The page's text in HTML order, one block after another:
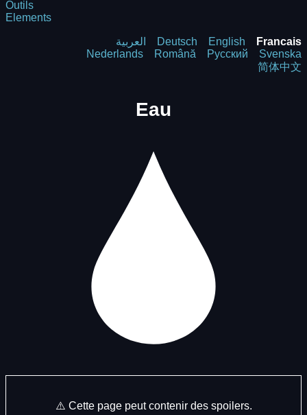
Outils
Elements
العربية Deutsch English
Francais
Nederlands
Română Русский
Svenska
简体中文
Eau
⚠️ Cette page peut contenir des spoilers.